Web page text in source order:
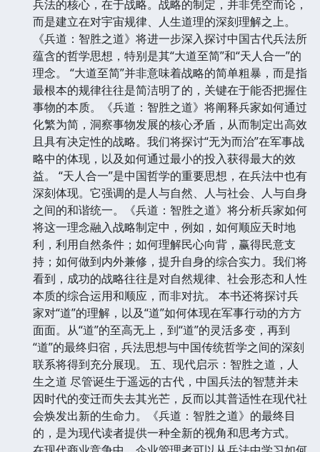
兵法的核心，在于战略。战略的制定，并非凭空而论，
而是建立在对宇宙规律、人生道理的深刻理解之上。
《兵道：智胜之道》将进一步深入探讨中国古代兵法所
蕴含的哲学思想，特别是其“大道至简”和“天人合一”的
理念。 “大道至简”并非意味着战略的简单粗暴，而是指
最根本的规律往往是简洁明了的，关键在于能否把握住
事物的本质。《兵道：智胜之道》将阐释兵家如何通过
化繁为简，洞察事物发展的核心矛盾，从而制定出高效
且具有决定性的战略。我们将探讨“无为而治”在军事战
略中的体现，以及如何通过最小的投入获得最大的效
益。 “天人合一”是中国哲学的重要思想，在兵法中也有
深刻体现。它强调的是人与自然、人与社会、人与自身
之间的和谐统一。《兵道：智胜之道》将分析兵家如何
将这一理念融入战略制定中，例如，如何顺应天时地
利，利用自然条件；如何理解民心向背，赢得民意支
持；如何做到内外兼修，提升自身的综合实力。我们将
看到，成功的战略往往是对自然规律、社会形态和人性
本质的综合运用和顺应，而非对抗。 本书还将探讨兵
家对“道”的理解，以及“道”如何体现在军事行动的方方
面面。从“道”的至高无上，到“道”的灵活多变，再到
“道”的最终归宿，兵法思想与中国传统哲学之间的深刻
联系将得到充分展现。 五、现代启示：智胜之道，人
生之道 尽管诞生于遥远的古代，中国兵法的智慧并未
因时代的变迁而失去其光芒，反而以其普适性在现代社
会焕发出新的生命力。《兵道：智胜之道》的最终目
的，是为现代读者提供一种全新的视角和思考方式。